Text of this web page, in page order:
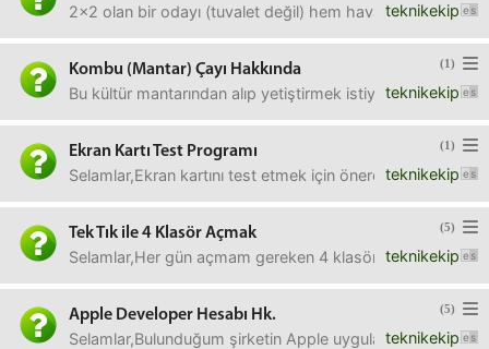
teknikekip
2x2 olan bir odayı (tuvalet değil) hem havalandırmak
(1)
Kombu (Mantar) Çayı Hakkında
teknikekip
Bu kültür mantarından alıp yetiştirmek istiyorum.
(1)
Ekran Kartı Test Programı
teknikekip
Selamlar,Ekran kartını test etmek için önereceğiniz test
(5)
Tek Tık ile 4 Klasör Açmak
teknikekip
Selamlar,Her gün açmam gereken 4 klasör oluyor.
(5)
Apple Developer Hesabı Hk.
teknikekip
Selamlar,Bulunduğum şirketin Apple uygulamasını